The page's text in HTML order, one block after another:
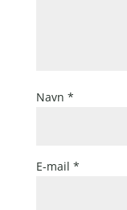
Navn *
E-mail *